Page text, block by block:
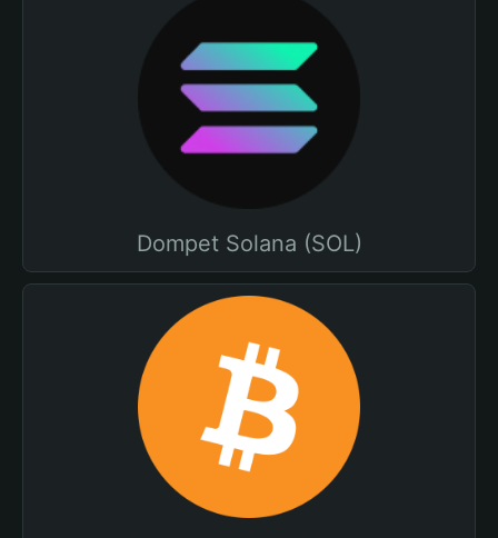
Dompet Solana (SOL)